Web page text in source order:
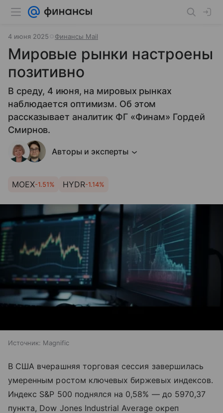
4 июня 2025 Финансы Mail
Мировые рынки настроены
позитивно
В среду, 4 июня, на мировых рынках
наблюдается оптимизм. Об этом
рассказывает аналитик ФГ «Финам» Гордей
Смирнов.
Авторы и эксперты
MOEX-1.51% HYDR-1.14%
Источник: Magnific
В США вчерашняя торговая сессия завершилась
умеренным ростом ключевых биржевых индексов.
Индекс S&P 500 поднялся на 0,58% — до 5970,37
пункта, Dow Jones Industrial Average окреп